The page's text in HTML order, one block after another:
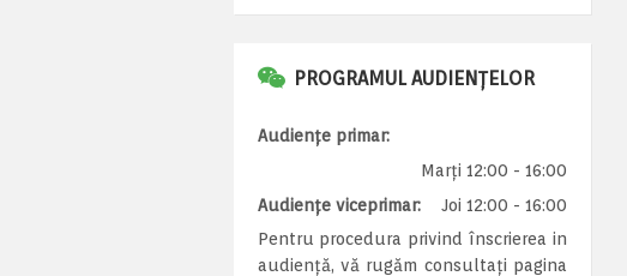
PROGRAMUL AUDIENȚELOR
Audiențe primar:
Marți 12:00 - 16:00
Audiențe viceprimar:
Joi 12:00 - 16:00
Pentru procedura privind înscrierea in
audiență, vă rugăm consultați pagina